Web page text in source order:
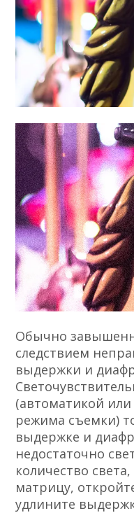
Обычно
следствием
выдержки и
(автоматикой
режима съемки)
выдержке и
недостаточно
количество
матрицу,
удлините